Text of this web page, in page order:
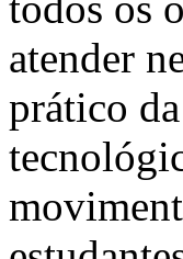
atender
prático